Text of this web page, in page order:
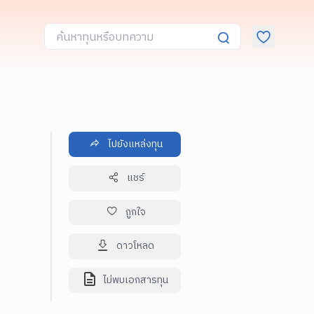
ไปยังแหล่งทุน
แชร์
ถูกใจ
ดาวโหลด
ไม่พบเอกสารทุน